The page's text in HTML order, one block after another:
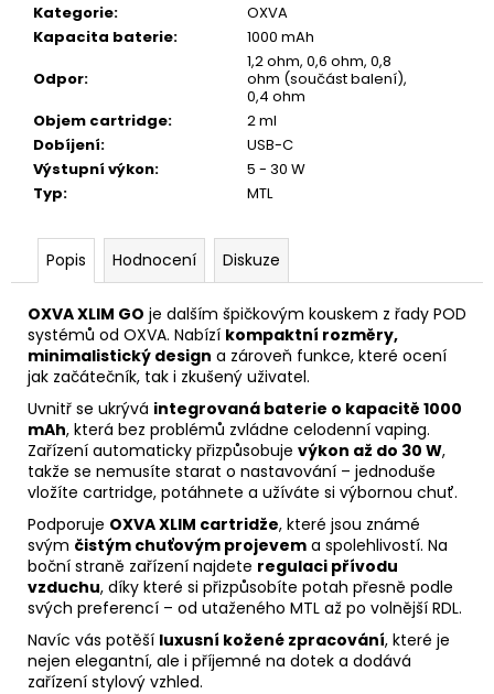
Kategorie:
OXVA
Kapacita baterie:
1000 mAh
Odpor:
1,2 ohm, 0,6 ohm, 0,8
ohm (součást balení),
0,4 ohm
Objem cartridge:
2 ml
Dobíjení:
USB-C
Výstupní výkon:
5 - 30 W
Typ: MTL
Popis Hodnocení Diskuze
OXVA XLIM GO je dalším špičkovým kouskem z řady POD
systémů od OXVA. Nabízí kompaktní rozměry,
minimalistický design a zároveň funkce, které ocení
jak začátečník, tak i zkušený uživatel.
Uvnitř se ukrývá integrovaná baterie o kapacitě 1000
mAh, která bez problémů zvládne celodenní vaping.
Zařízení automaticky přizpůsobuje výkon až do 30 W,
takže se nemusíte starat o nastavování – jednoduše
vložíte cartridge, potáhnete a užíváte si výbornou chuť.
Podporuje OXVA XLIM cartridže, které jsou známé
svým čistým chuťovým projevem a spolehlivostí. Na
boční straně zařízení najdete regulaci přívodu
vzduchu, díky které si přizpůsobíte potah přesně podle
svých preferencí – od utaženého MTL až po volnější RDL.
Navíc vás potěší luxusní kožené zpracování, které je
nejen elegantní, ale i příjemné na dotek a dodává
zařízení stylový vzhled.
79
Kč
169